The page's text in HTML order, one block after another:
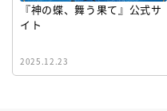
『神の蝶、舞う果て』公式サ
イト
2025.12.23